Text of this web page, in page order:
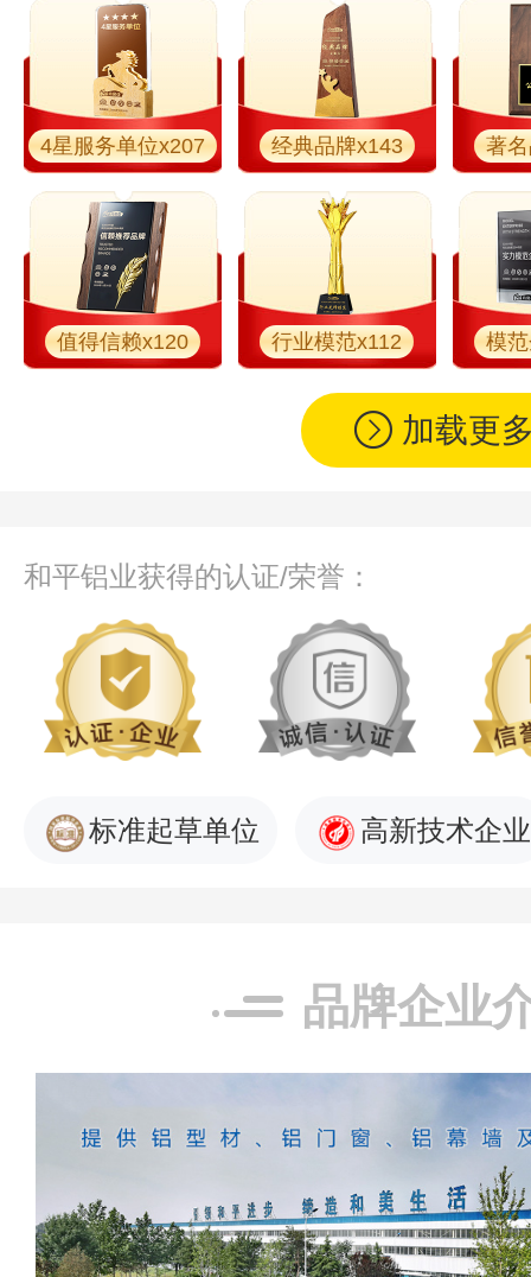
4星服务单位x207 经典品牌x143 著
值得信赖x120 行业模范x112 模
加载更
和平铝业获得的认证/荣誉：
标准起草单位 高新技术企业
品牌企业